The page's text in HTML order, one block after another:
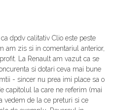
dpdv calitativ Clio este peste
am zis si in comentariul anterior,
La Renault am vazut ca se
si dotari ceva mai bune
- sincer nu prea imi place sa o
capitolul la care ne referim (mai
vedem de la ce preturi si ce